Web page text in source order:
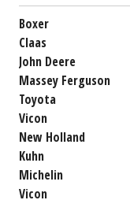
Boxer
Claas
John Deere
Massey Ferguson
Toyota
Vicon
New Holland
Kuhn
Michelin
Vicon